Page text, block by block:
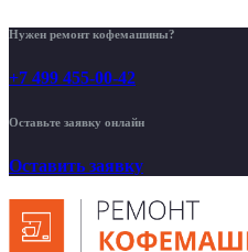
Нужен ремонт кофемашины?
+7 499 455-00-42
Оставьте заявку онлайн
Оставить заявку